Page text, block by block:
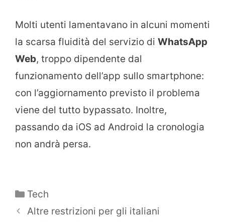
Molti utenti lamentavano in alcuni momenti
la scarsa fluidità del servizio di WhatsApp
Web, troppo dipendente dal
funzionamento dell’app sullo smartphone:
con l’aggiornamento previsto il problema
viene del tutto bypassato. Inoltre,
passando da iOS ad Android la cronologia
non andrà persa.
Categorie
Tech
Altre restrizioni per gli italiani